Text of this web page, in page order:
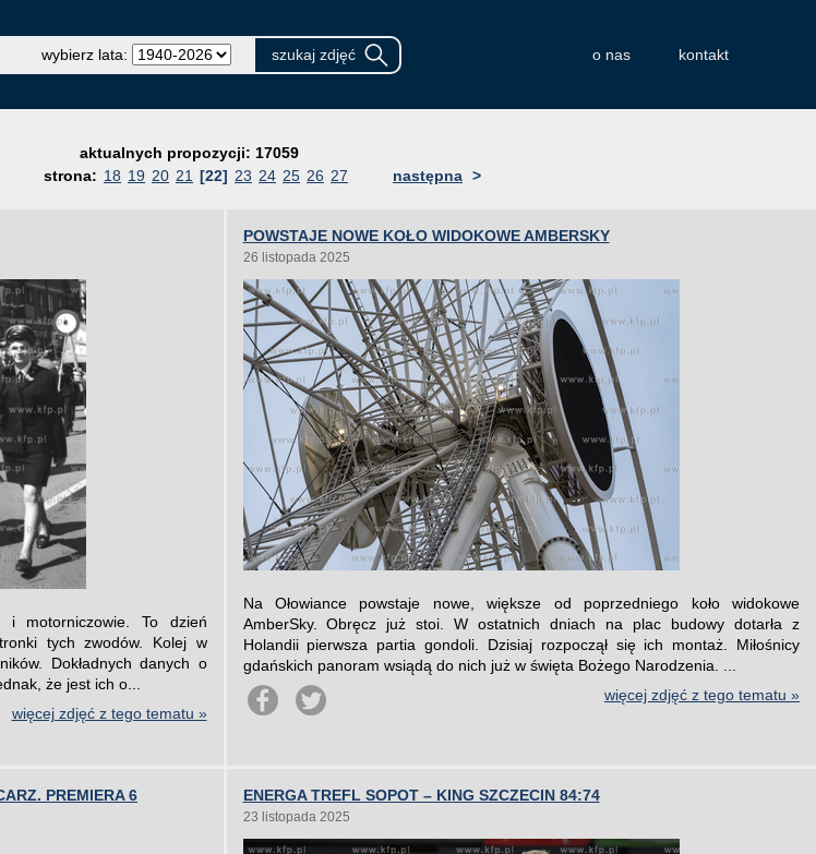
wybierz lata: o nas kontakt
aktualnych propozycji: 17059
strona: 18 19 20 21 [22] 23 24 25 26 27 następna >
i motorniczowie. To dzień
tych zwodów. Kolej w
Dokładnych danych o
że jest ich o...
więcej zdjęć z tego tematu »
POWSTAJE NOWE KOŁO WIDOKOWE AMBERSKY
26 listopada 2025
Na Ołowiance powstaje nowe, większe od poprzedniego koło widokowe
AmberSky. Obręcz już stoi. W ostatnich dniach na plac budowy dotarła z
Holandii pierwsza partia gondoli. Dzisiaj rozpoczął się ich montaż. Miłośnicy
gdańskich panoram wsiądą do nich już w święta Bożego Narodzenia. ...
więcej zdjęć z tego tematu »
PREMIERA 6
ENERGA TREFL SOPOT – KING SZCZECIN 84:74
23 listopada 2025